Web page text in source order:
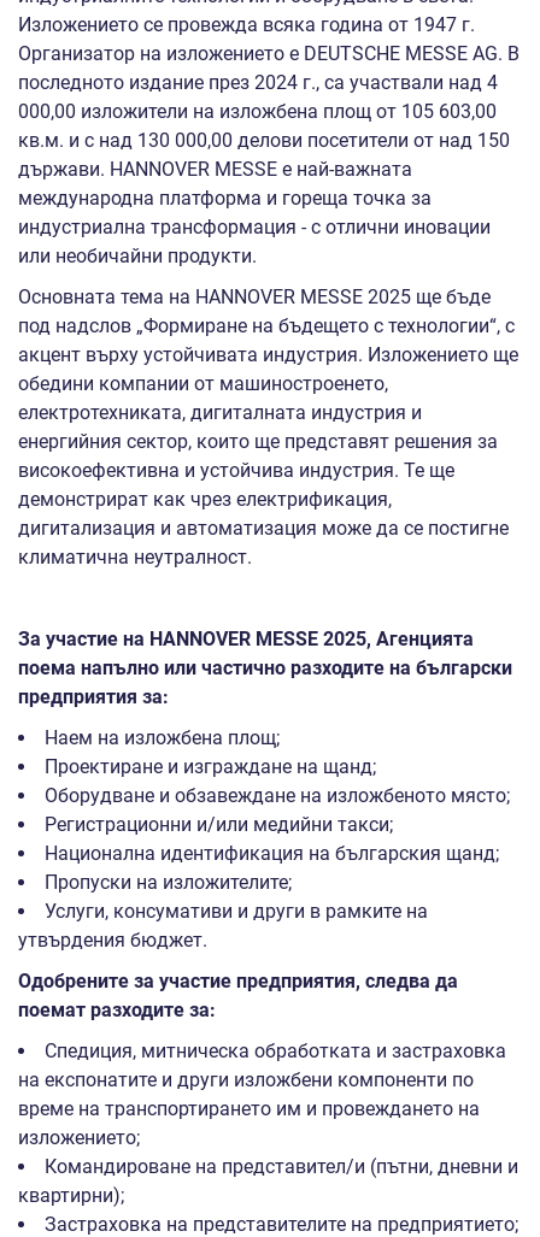
Изложението се провежда всяка година от 1947 г.
Организатор на изложението е DEUTSCHE MESSE AG. В
последното издание през 2024 г., са участвали над 4
000,00 изложители на изложбена площ от 105 603,00
кв.м. и с над 130 000,00 делови посетители от над 150
държави. HANNOVER MESSE е най-важната
международна платформа и гореща точка за
индустриална трансформация - с отлични иновации
или необичайни продукти.
Основната тема на HANNOVER MESSE 2025 ще бъде
под надслов „Формиране на бъдещето с технологии“, с
акцент върху устойчивата индустрия. Изложението ще
обедини компании от машиностроенето,
електротехниката, дигиталната индустрия и
енергийния сектор, които ще представят решения за
високоефективна и устойчива индустрия. Те ще
демонстрират как чрез електрификация,
дигитализация и автоматизация може да се постигне
климатична неутралност.
За участие на HANNOVER MESSE 2025, Агенцията
поема напълно или частично разходите на български
предприятия за:
Наем на изложбена площ;
Проектиране и изграждане на щанд;
Оборудване и обзавеждане на изложбеното място;
Регистрационни и/или медийни такси;
Национална идентификация на българския щанд;
Пропуски на изложителите;
Услуги, консумативи и други в рамките на
утвърдения бюджет.
Одобрените за участие предприятия, следва да
поемат разходите за:
Спедиция, митническа обработката и застраховка
на експонатите и други изложбени компоненти по
време на транспортирането им и провеждането на
изложението;
Командироване на представител/и (пътни, дневни и
квартирни);
Застраховка на представителите на предприятието;